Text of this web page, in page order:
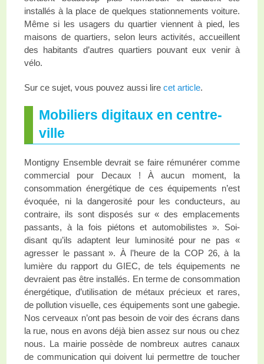
installés à la place de quelques stationnements voiture.
Même si les usagers du quartier viennent à pied, les
maisons de quartiers, selon leurs activités, accueillent
des habitants d’autres quartiers pouvant eux venir à
vélo.
Sur ce sujet, vous pouvez aussi lirecet article.
Mobiliers digitaux en centre-
ville
Montigny Ensemble devrait se faire rémunérer comme
commercial pour Decaux ! À aucun moment, la
consommation énergétique de ces équipements n’est
évoquée, ni la dangerosité pour les conducteurs, au
contraire, ils sont disposés sur « des emplacements
passants, à la fois piétons et automobilistes ». Soi-
disant qu’ils adaptent leur luminosité pour ne pas «
agresser le passant ». À l’heure de la COP 26, à la
lumière du rapport du GIEC, de tels équipements ne
devraient pas être installés. En terme de consommation
énergétique, d’utilisation de métaux précieux et rares,
de pollution visuelle, ces équipements sont une gabegie.
Nos cerveaux n’ont pas besoin de voir des écrans dans
la rue, nous en avons déjà bien assez sur nous ou chez
nous. La mairie possède de nombreux autres canaux
de communication qui doivent lui permettre de toucher